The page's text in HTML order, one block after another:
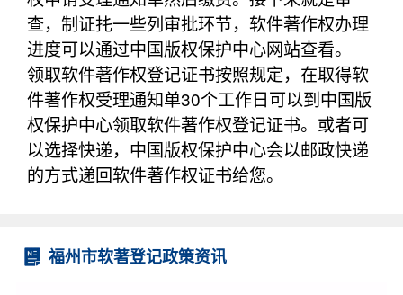
查，制证扥一些列审批环节，软件著作权办理
进度可以通过中国版权保护中心网站查看。
领取软件著作权登记证书按照规定，在取得软
件著作权受理通知单30个工作日可以到中国版
权保护中心领取软件著作权登记证书。或者可
以选择快递，中国版权保护中心会以邮政快递
的方式递回软件著作权证书给您。
福州市软著登记政策资讯